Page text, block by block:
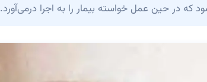
در حین عمل خواسته بیمار را به اجرا درمی‌آورد.